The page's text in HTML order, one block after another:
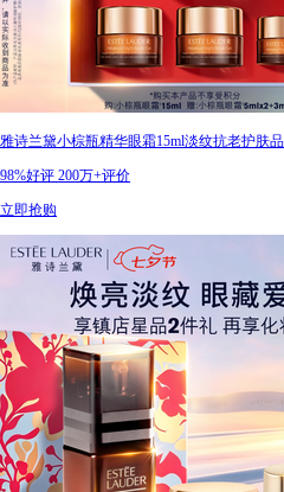
雅诗兰黛小棕瓶精华眼霜15ml淡纹抗老护肤
98%好评 200万+评价
立即抢购